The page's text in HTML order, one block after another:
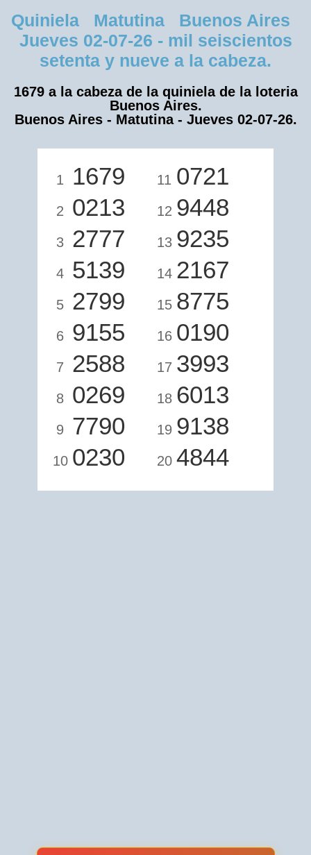
Quiniela Matutina Buenos Aires
Jueves 02-07-26 - mil seiscientos
setenta y nueve a la cabeza.
1679 a la cabeza de la quiniela de la loteria
Buenos Aires.
Buenos Aires - Matutina - Jueves 02-07-26.
1 1679
2 0213
3 2777
4 5139
5 2799
6 9155
7 2588
8 0269
9 7790
10 0230
11 0721
12 9448
13 9235
14 2167
15 8775
16 0190
17 3993
18 6013
19 9138
20 4844